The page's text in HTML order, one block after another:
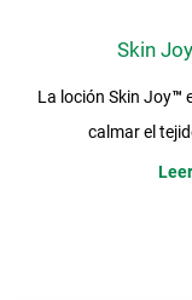
Skin
La loción Skin Joy™
calmar el